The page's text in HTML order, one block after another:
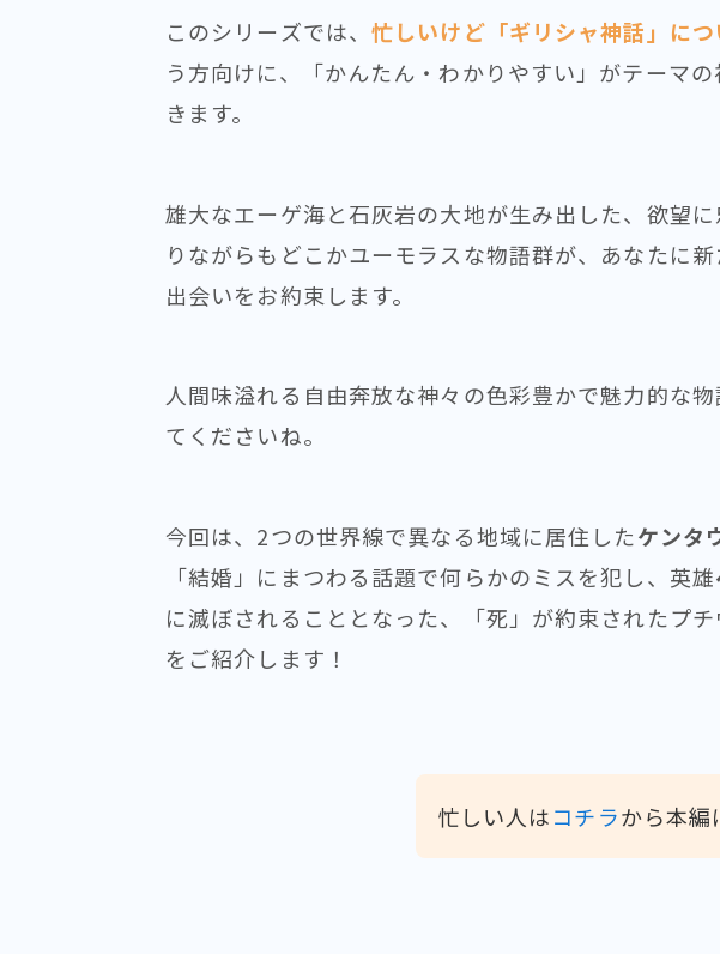
このシリーズでは、忙しいけど「ギリシャ神話」に
う方向けに、「かんたん・わかりやすい」がテーマ
きます。
雄大なエーゲ海と石灰岩の大地が生み出した、欲望
りながらもどこかユーモラスな物語群が、あなたに
出会いをお約束します。
人間味溢れる自由奔放な神々の色彩豊かで魅力的な
てくださいね。
今回は、2つの世界線で異なる地域に居住したケンタ
「結婚」にまつわる話題で何らかのミスを犯し、英雄
に滅ぼされることとなった、「死」が約束されたプチ
をご紹介します！
忙しい人はコチラから本編